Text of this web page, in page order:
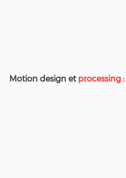
Motion design et processing :